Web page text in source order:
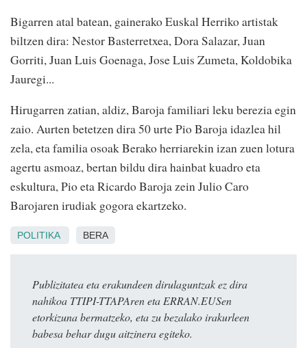
Bigarren atal batean, gainerako Euskal Herriko artistak
biltzen dira: Nestor Basterretxea, Dora Salazar, Juan
Gorriti, Juan Luis Goenaga, Jose Luis Zumeta, Koldobika
Jauregi...
Hirugarren zatian, aldiz, Baroja familiari leku berezia egin
zaio. Aurten betetzen dira 50 urte Pio Baroja idazlea hil
zela, eta familia osoak Berako herriarekin izan zuen lotura
agertu asmoaz, bertan bildu dira hainbat kuadro eta
eskultura, Pio eta Ricardo Baroja zein Julio Caro
Barojaren irudiak gogora ekartzeko.
POLITIKA BERA
Publizitatea eta erakundeen dirulaguntzak ez dira
nahikoa TTIPI-TTAPAren eta ERRAN.EUSen
etorkizuna bermatzeko, eta zu bezalako irakurleen
babesa behar dugu aitzinera egiteko.